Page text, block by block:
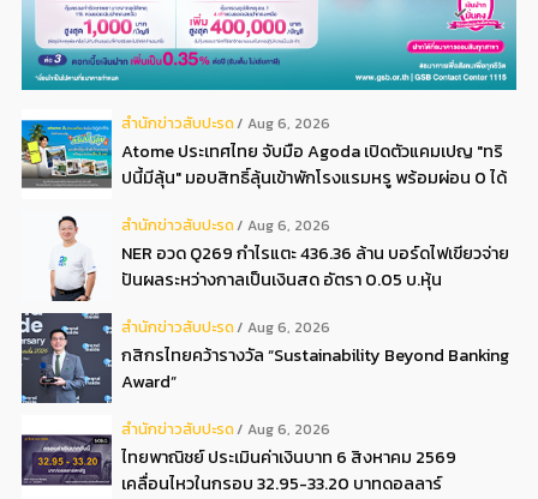
สํานักข่าวสับปะรด Aug 6, 2026
Atome ประเทศไทย จับมือ Agoda เปิดตัวแคมเปญ "ทริ
ปนี้มีลุ้น" มอบสิทธิ์ลุ้นเข้าพักโรงแรมหรู พร้อมผ่อน 0 ได้
สํานักข่าวสับปะรด Aug 6, 2026
NER อวด Q269 กำไรแตะ 436.36 ล้าน บอร์ดไฟเขียวจ่าย
ปันผลระหว่างกาลเป็นเงินสด อัตรา 0.05 บ.หุ้น
สํานักข่าวสับปะรด Aug 6, 2026
กสิกรไทยคว้ารางวัล “Sustainability Beyond Banking
Award”
สํานักข่าวสับปะรด Aug 6, 2026
ไทยพาณิชย์ ประเมินค่าเงินบาท 6 สิงหาคม 2569
เคลื่อนไหวในกรอบ 32.95-33.20 บาทดอลลาร์